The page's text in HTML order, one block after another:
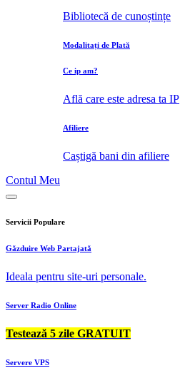
Bibliotecă de cunoștințe
Modalitați de Plată
Ce ip am?
Află care este adresa ta IP
Afiliere
Caștigă bani din afiliere
Contul Meu
Servicii Populare
Găzduire Web Partajată
Ideala pentru site-uri personale.
Server Radio Online
Testează 5 zile GRATUIT
Servere VPS